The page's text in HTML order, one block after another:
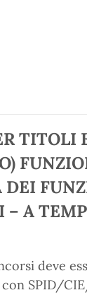
TITOLI
DEI
– A
deve
SPID/